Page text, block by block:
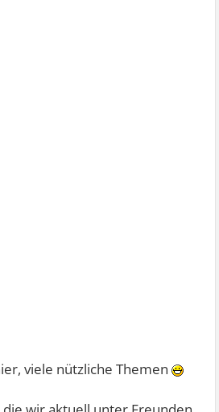
viele nützliche Themen